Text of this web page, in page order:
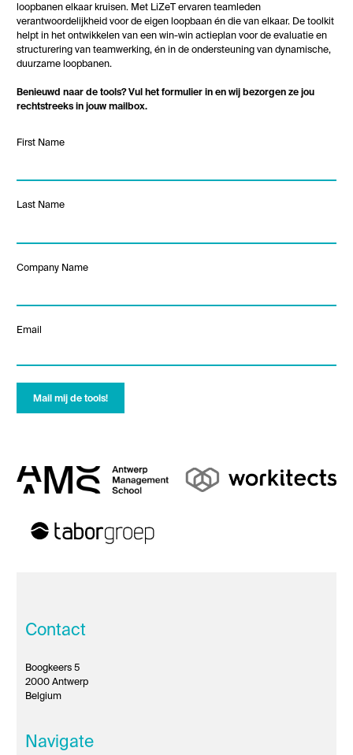
loopbanen elkaar kruisen. Met LiZeT ervaren teamleden
verantwoordelijkheid voor de eigen loopbaan én die van elkaar. De toolkit
helpt in het ontwikkelen van een win-win actieplan voor de evaluatie en
structurering van teamwerking, én in de ondersteuning van dynamische,
duurzame loopbanen.
Benieuwd naar de tools? Vul het formulier in en wij bezorgen ze jou
rechtstreeks in jouw mailbox.
this
blank
First Name
Last Name
Company Name
Email
Mail mij de tools!
Contact
Boogkeers 5
2000 Antwerp
Belgium
Navigate